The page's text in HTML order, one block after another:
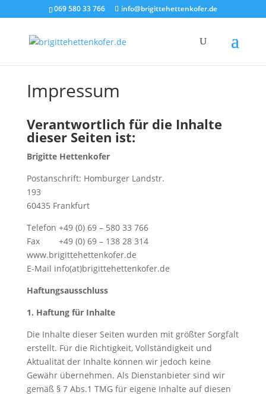
069 580 33 766 info@brigittehettenkofer.de
Impressum
Verantwortlich für die Inhalte
dieser Seiten ist:
Brigitte Hettenkofer
Postanschrift: Homburger Landstr.
193
60435 Frankfurt
Telefon +49 (0) 69 – 580 33 766
Fax +49 (0) 69 – 138 28 314
www.brigittehettenkofer.de
E-Mail info(at)brigittehettenkofer.de
Haftungsausschluss
1. Haftung für Inhalte
Die Inhalte dieser Seiten wurden mit größter Sorgfalt
erstellt. Für die Richtigkeit, Vollständigkeit und
Aktualität der Inhalte können wir jedoch keine
Gewähr übernehmen. Als Dienstanbieter sind wir
gemäß § 7 Abs.1 TMG für eigene Inhalte auf diesen